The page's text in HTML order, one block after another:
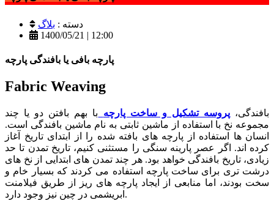
دسته : بلاگ
1400/05/21 | 12:00
پارچه بافی یا بافندگی پارچه
Fabric Weaving
بافندگی،پروسه تشکیل و ساخت پارچه
با بهم بافتن دو یا چند
مجموعه نخ با استفاده از ماشین ثابتی به نام ماشین بافندگی است.
انسان ها استفاده از پارچه های بافته شده را از ابتدای تاریخ آغاز
کرده اند. اگر عصر پارینه سنگی را مستثنی کنیم، تاریخ تمدن تا حد
زیادی، تاریخ بافندگی خواهد بود. هر چند تمدن های ابتدایی از نخ های
درشت تری برای ساخت پارچه استفاده می کردند که بسیار خام و
سخت بودند، اما منابعی از ایجاد پارچه های ریز از طریق فیلامنت
ابریشمی در چین نیز وجود دارد.